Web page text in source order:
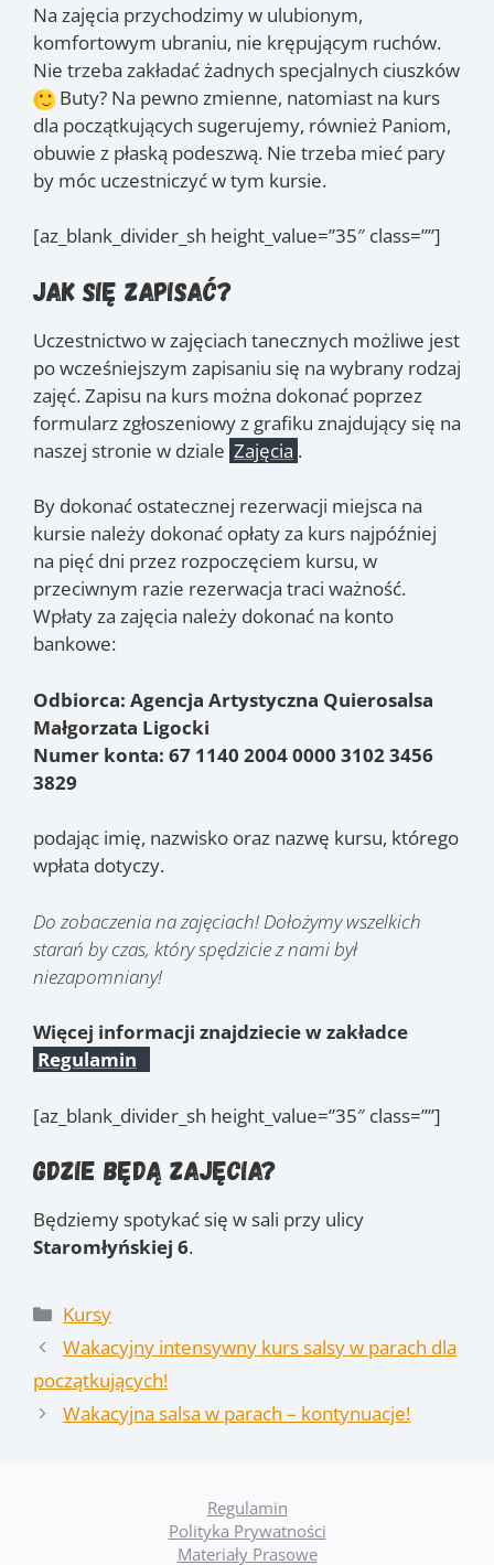
Na zajęcia przychodzimy w ulubionym,
komfortowym ubraniu, nie krępującym ruchów.
Nie trzeba zakładać żadnych specjalnych ciuszków
Buty? Na pewno zmienne, natomiast na kurs
dla początkujących sugerujemy, również Paniom,
obuwie z płaską podeszwą. Nie trzeba mieć pary
by móc uczestniczyć w tym kursie.
[az_blank_divider_sh height_value=”35″ class=””]
Jak się zapisać?
Uczestnictwo w zajęciach tanecznych możliwe jest
po wcześniejszym zapisaniu się na wybrany rodzaj
zajęć. Zapisu na kurs można dokonać poprzez
formularz zgłoszeniowy z grafiku znajdujący się na
naszej stronie w dziale Zajęcia .
By dokonać ostatecznej rezerwacji miejsca na
kursie należy dokonać opłaty za kurs najpóźniej
na pięć dni przez rozpoczęciem kursu, w
przeciwnym razie rezerwacja traci ważność.
Wpłaty za zajęcia należy dokonać na konto
bankowe:
Odbiorca: Agencja Artystyczna Quierosalsa
Małgorzata Ligocki
Numer konta: 67 1140 2004 0000 3102 3456
3829
podając imię, nazwisko oraz nazwę kursu, którego
wpłata dotyczy.
Do zobaczenia na zajęciach! Dołożymy wszelkich
starań by czas, który spędzicie z nami był
niezapomniany!
Więcej informacji znajdziecie w zakładce
Regulamin
[az_blank_divider_sh height_value=”35″ class=””]
Gdzie będą zajęcia?
Będziemy spotykać się w sali przy ulicy
Staromłyńskiej 6.
Kategorie
Kursy
Wakacyjny intensywny kurs salsy w parach dla
początkujących!
Wakacyjna salsa w parach – kontynuacje!
Regulamin
Polityka Prywatności
Materiały Prasowe